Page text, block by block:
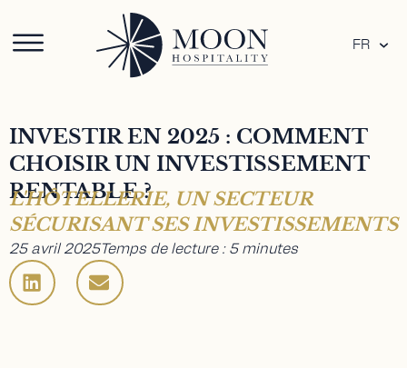
FR
INVESTIR EN 2025 : COMMENT
CHOISIR UN INVESTISSEMENT
RENTABLE ?
L'HÔTELLERIE, UN SECTEUR
SÉCURISANT SES INVESTISSEMENTS
25 avril 2025Temps de lecture : 5 minutes